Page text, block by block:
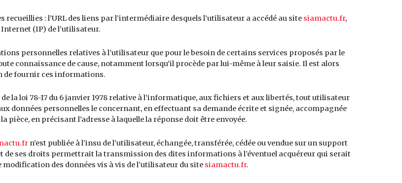
recueillies : l’URL des liens par l’intermédiaire desquels l’utilisateur a accédé au site siamactu.fr,
Internet (IP) de l’utilisateur.
personnelles relatives à l’utilisateur que pour le besoin de certains services proposés par le
connaissance de cause, notamment lorsqu’il procède par lui-même à leur saisie. Il est alors
de fournir ces informations.
la loi 78-17 du 6 janvier 1978 relative à l’informatique, aux fichiers et aux libertés, tout utilisateur
données personnelles le concernant, en effectuant sa demande écrite et signée, accompagnée
pièce, en précisant l’adresse à laquelle la réponse doit être envoyée.
n’est publiée à l’insu de l’utilisateur, échangée, transférée, cédée ou vendue sur un support
de ses droits permettrait la transmission des dites informations à l’éventuel acquéreur qui serait
des données vis à vis de l’utilisateur du site siamactu.fr.